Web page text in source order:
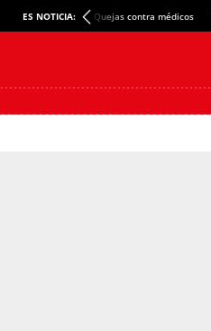
ES NOTICIA: Quejas contra médicos